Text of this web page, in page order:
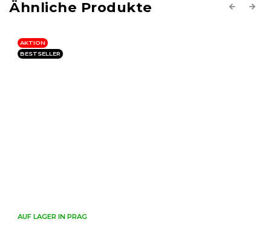
Previous
BESTSELLER
AUF LAGER IN PRAG
Next